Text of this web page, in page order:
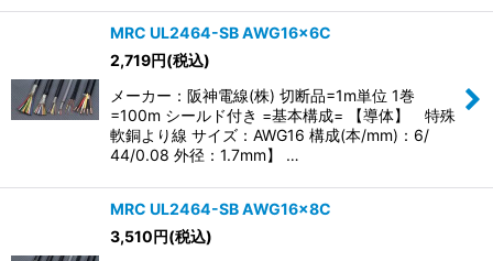
MRC UL2464-SB AWG16×6C
2,719円(税込)
メーカー：阪神電線(株) 切断品=1m単位 1巻
=100m シールド付き =基本構成= 【導体】 特殊
軟銅より線 サイズ：AWG16 構成(本/mm)：6/
44/0.08 外径：1.7mm】 …
MRC UL2464-SB AWG16×8C
3,510円(税込)